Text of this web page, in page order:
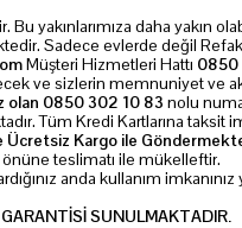
Bu yakınlarımıza daha
Sadece evlerde değil
Müşteri Hizmetleri Hattı 0850
ve sizlerin memnuniyet ve
olan 0850 302 10 83 nolu
Tüm Kredi Kartlarına taksit
Kargo ile
önüne teslimatı ile mükelleftir.
anda kullanım
SUNULMAKTADIR.